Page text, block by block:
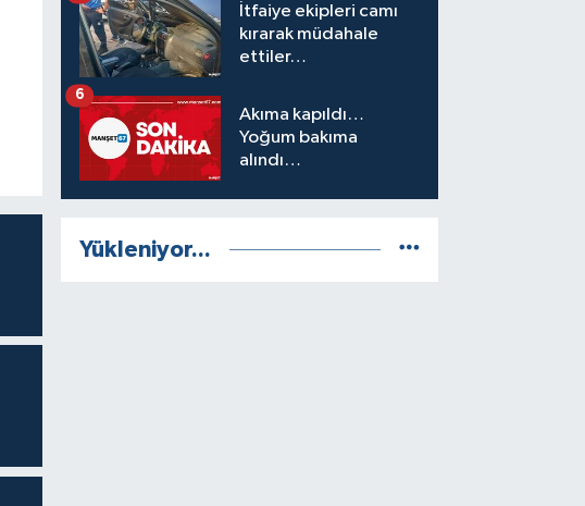
İtfaiye ekipleri camı
kırarak müdahale
ettiler…
Akıma kapıldı…
Yoğum bakıma
alındı…
6
Yükleniyor...